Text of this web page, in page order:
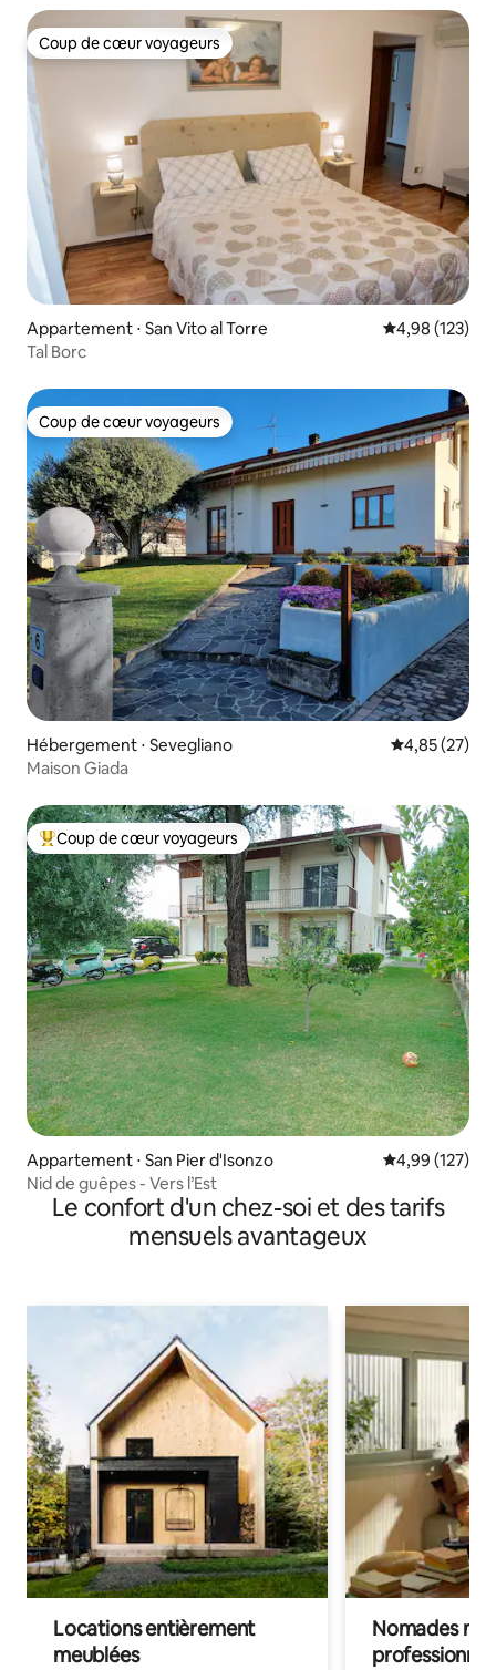
Coup de cœur voyageurs
Coup de cœur voyageurs
Appartement ⋅ San Vito al Torre Évaluation
4,98 (123)
Tal Borc
Coup de cœur voyageurs
Coup de cœur voyageurs
Hébergement ⋅ Sevegliano Évaluation
4,85 (27)
Maison Giada
Coups de cœur voyageurs les plus appréciés
Coup de cœur voyageurs
Appartement ⋅ San Pier d'Isonzo Évaluation
4,99 (127)
Nid de guêpes - Vers l’Est
Le confort d'un chez-soi et des tarifs
mensuels avantageux
Locations entièrement
meublées
Nomades